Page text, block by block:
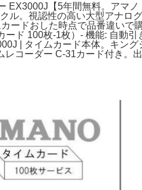
EX3000J【5年間無料。アマ
ル。視認性の高い大型アナ
ードおした時点で品番違い
ド 100枚-1枚）- 機能: 自動
| タイムカード本体。キ
レコーダー C-31カード付